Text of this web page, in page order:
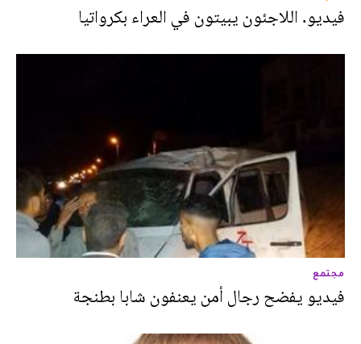
فيديو. اللاجئون يبيتون في العراء بكرواتيا
مجتمع
فيديو يفضح رجال أمن يعنفون شابا بطنجة